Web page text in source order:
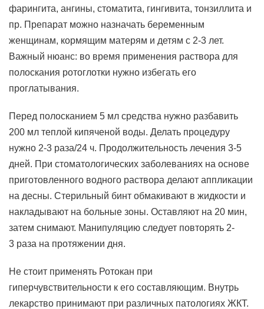
фарингита, ангины, стоматита, гингивита, тонзиллита и
пр. Препарат можно назначать беременным
женщинам, кормящим матерям и детям с 2-3 лет.
Важный нюанс: во время применения раствора для
полоскания ротоглотки нужно избегать его
проглатывания.
Перед полосканием 5 мл средства нужно разбавить
200 мл теплой кипяченой воды. Делать процедуру
нужно 2-3 раза/24 ч. Продолжительность лечения 3-5
дней. При стоматологических заболеваниях на основе
приготовленного водного раствора делают аппликации
на десны. Стерильный бинт обмакивают в жидкости и
накладывают на больные зоны. Оставляют на 20 мин,
затем снимают. Манипуляцию следует повторять 2-
3 раза на протяжении дня.
Не стоит применять Ротокан при
гиперчувствительности к его составляющим. Внутрь
лекарство принимают при различных патологиях ЖКТ.